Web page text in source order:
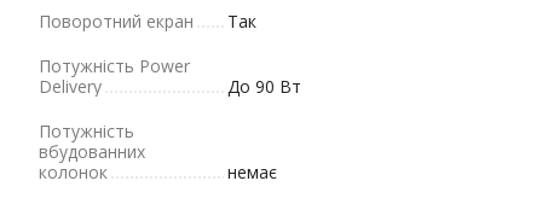
Поворотний екран
Так
Потужність Power
Delivery
До 90 Вт
Потужність
вбудованних
колонок
немає